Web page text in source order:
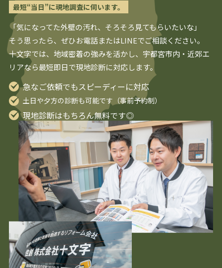
最短“当日”に現地調査に伺います。
「気になってた外壁の汚れ、そろそろ見てもらいたいな」
そう思ったら、ぜひお電話またはLINEでご相談ください。
十文字では、地域密着の強みを活かし、 宇都宮市内・近郊エ
リアなら最短即日で現地診断に対応します。
急なご依頼でもスピーディーに対応
土日や夕方の診断も可能です（事前予約制）
現地診断はもちろん無料です◎